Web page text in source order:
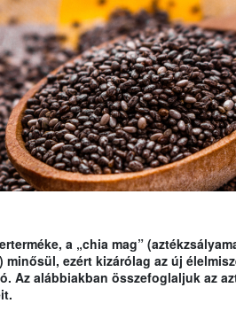
a „chia mag”
ezért kizárólag az új
Az alábbiakban összefoglaljuk az